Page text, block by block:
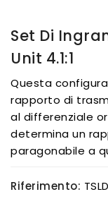
Set Di
Unit 4.1:1
Questa
rapporto di
al differenziale
determina un
paragonabile a
Riferimento: